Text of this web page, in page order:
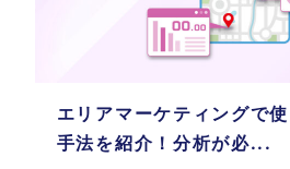
エリアマーケティングで
手法を紹介！分析が必...